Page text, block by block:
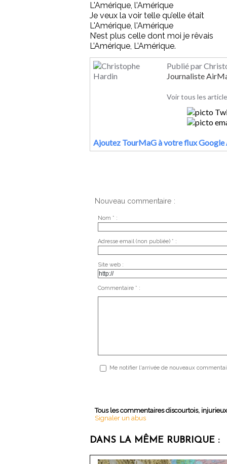
L'Amérique, l'Amérique
Je veux la voir telle qu’elle était
L'Amérique, l'Amérique
N’est plus celle dont moi je rêvais
L’Amérique, L’Amérique.
Publié par
Journaliste
Voir tous les
Ajoutez TourMaG à votre flux
Nouveau commentaire :
Nom * :
Adresse email (non publiée) * :
Site web :
Commentaire * :
Me notifier l'arrivée de nouveaux
Tous les commentaires discourtois,
Signaler un abus
DANS LA MÊME RUBRIQUE :